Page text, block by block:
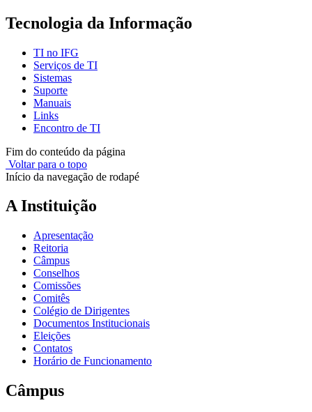
Tecnologia da Informação
TI no IFG
Serviços de TI
Sistemas
Suporte
Manuais
Links
Encontro de TI
Fim do conteúdo da página
Voltar para o topo
Início da navegação de rodapé
A Instituição
Apresentação
Reitoria
Câmpus
Conselhos
Comissões
Comitês
Colégio de Dirigentes
Documentos Institucionais
Eleições
Contatos
Horário de Funcionamento
Câmpus